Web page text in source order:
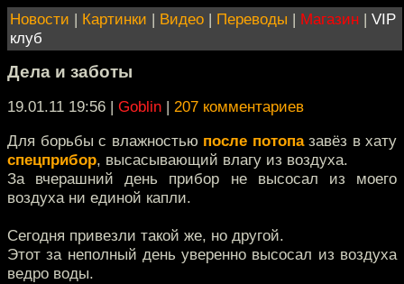
Новости | Картинки | Видео | Переводы | Магазин | VIP
клуб
Дела и заботы
19.01.11 19:56 | Goblin | 207 комментариев
Для борьбы с влажностью после потопазавёз в хату
спецприбор, высасывающий влагу из воздуха.
За вчерашний день прибор не высосал из моего
воздуха ни единой капли.
Сегодня привезли такой же, но другой.
Этот за неполный день уверенно высосал из воздуха
ведро воды.